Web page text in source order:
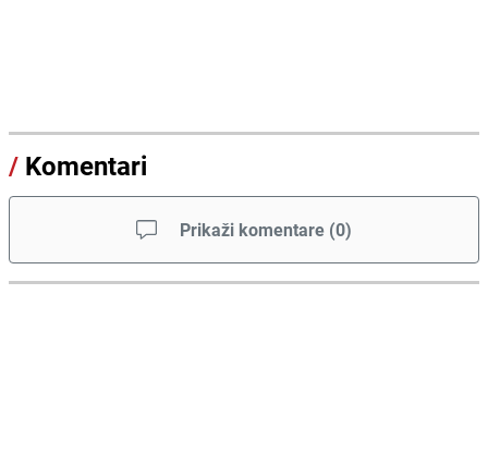
/ Komentari
Prikaži komentare (0)